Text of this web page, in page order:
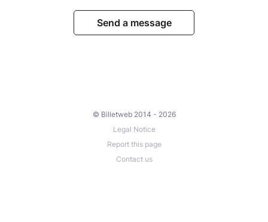
Send a message
© Billetweb 2014 - 2026
Legal Notice
Report this page
Contact us